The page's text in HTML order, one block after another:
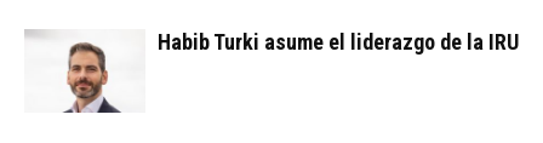
Habib Turki asume el liderazgo de la IRU